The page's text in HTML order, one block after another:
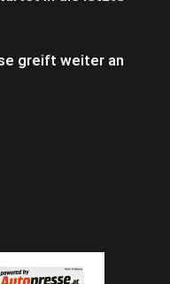
greift weiter an